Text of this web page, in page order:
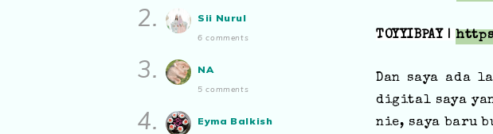
TOYYIBPAY |
Dan saya ada
digital saya
nie, saya baru
Pencarian Jiwa Diri Saya
Terima Hadiah Daripada Blogger
Blog Rabia Adawiyah
Nasi goreng untuk bekal
2. Sii Nurul
6 comments
3. NA
5 comments
4. Eyma Balkish